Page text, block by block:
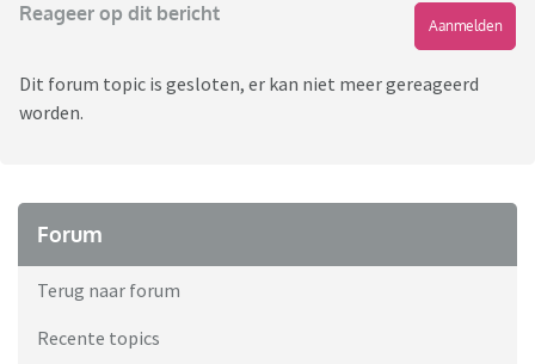
Reageer op dit bericht
Aanmelden
Dit forum topic is gesloten, er kan niet meer gereageerd
worden.
Forum
Terug naar forum
Recente topics